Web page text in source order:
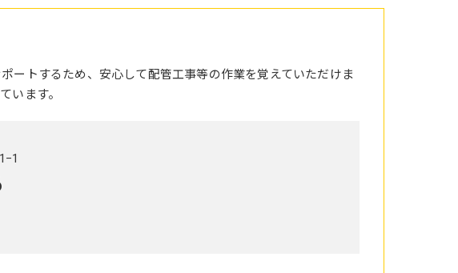
ートするため、安心して配管工事等の作業を覚えていただけま
います。